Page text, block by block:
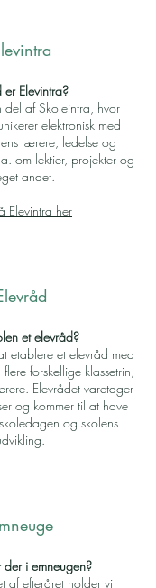
er Elevintra?
del af Skoleintra, hvor
elektronisk med
lærere, ledelse og
om lektier, projekter og
andet.
Elevintra her
et elevråd?
etablere et elevråd med
forskellige klassetrin,
Elevrådet varetager
og kommer til at have
og skolens
der i emneugen?
af efteråret holder vi